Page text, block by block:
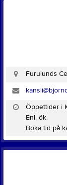
Furulunds
Öppettider i
Enl. ök.
Boka tid på